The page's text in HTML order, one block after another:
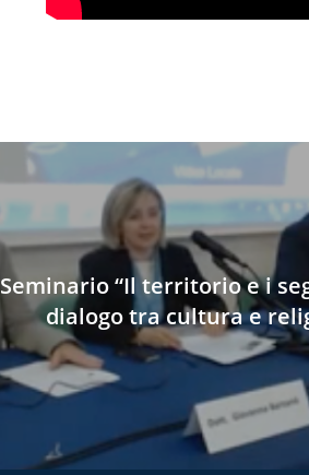
Seminario “Il territorio e i
dialogo tra cultura e